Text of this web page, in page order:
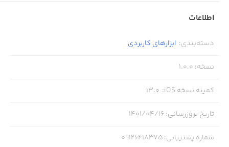
اطلاعات
دسته‌بندی: ابزار‌های کاربردی
نسخه:
1.0.0
کمینه نسخه iOS :
13.0
تاریخ بروزرسانی: ۱۴۰۱/۰۴/۱۶
شماره پشتیبانی:
09126418375